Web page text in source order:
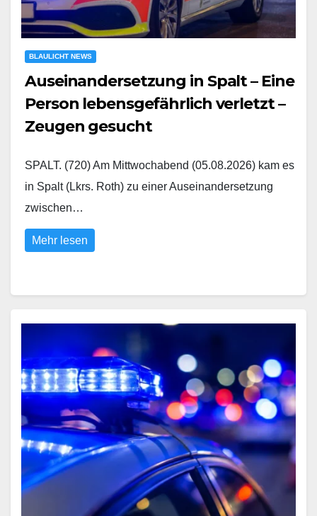
BLAULICHT NEWS
Auseinandersetzung in Spalt – Eine
Person lebensgefährlich verletzt –
Zeugen gesucht
SPALT. (720) Am Mittwochabend (05.08.2026) kam es
in Spalt (Lkrs. Roth) zu einer Auseinandersetzung
zwischen…
Mehr lesen